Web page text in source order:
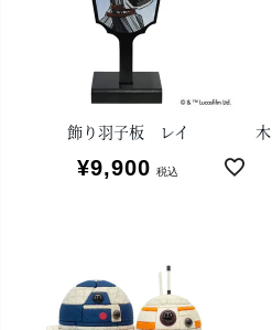
飾り羽子板 レイ
¥9,900 税込